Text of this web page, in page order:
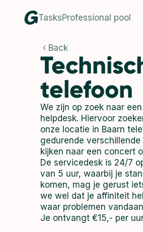
TasksProfessional pool
Back
telefoon
We zijn op zoek naar
helpdesk. Hiervoor
onze locatie in Baarn
gedurende
kijken naar een concert
De servicedesk is 24/7
van 5 uur, waarbij je
komen, mag je gerust
we wel dat je affiniteit
waar problemen
Je ontvangt €15,- per